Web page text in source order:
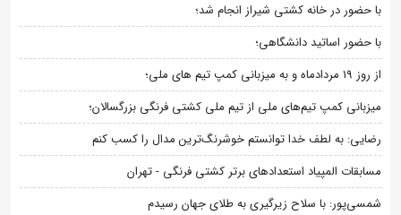
با حضور در خانه کشتی شیراز انجام شد؛
با حضور اساتید دانشگاهی؛
از روز 19 مردادماه و به میزبانی کمپ تیم های ملی؛
میزبانی کمپ تیم‌های ملی از تیم ملی کشتی فرنگی بزرگسالان؛
رضایی: به لطف خدا توانستم خوشرنگ‌ترین مدال را کسب کنم
مسابقات المپیاد استعدادهای برتر کشتی فرنگی - تهران
شمسی‌پور: با سلاح زیرگیری به طلای جهان رسیدم